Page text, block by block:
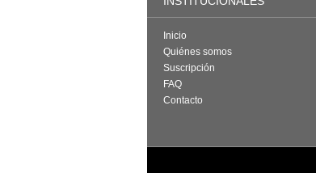
Inicio
Quiénes somos
Suscripción
FAQ
Contacto